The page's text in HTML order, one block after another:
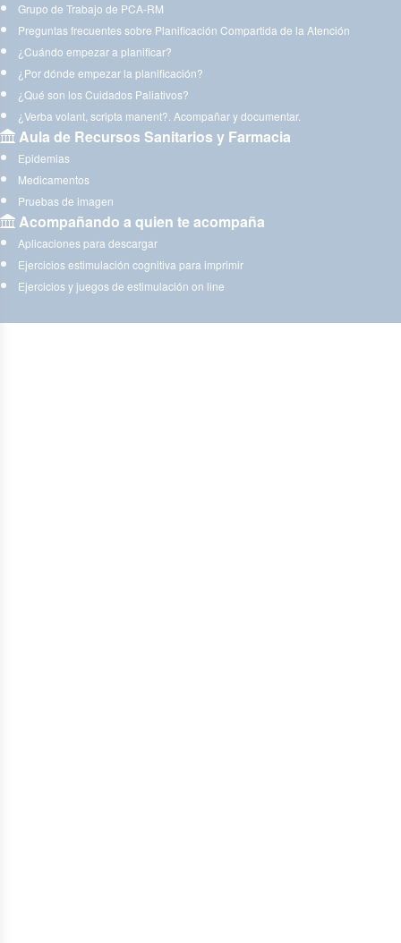
Grupo de Trabajo de PCA-RM
Preguntas frecuentes sobre Planificación Compartida de la Atención
¿Cuándo empezar a planificar?
¿Por dónde empezar la planificación?
¿Qué son los Cuidados Paliativos?
¿Verba volant, scripta manent?. Acompañar y documentar.
Aula de Recursos Sanitarios y Farmacia
Epidemias
Medicamentos
Pruebas de imagen
Acompañando a quien te acompaña
Aplicaciones para descargar
Ejercicios estimulación cognitiva para imprimir
Ejercicios y juegos de estimulación on line